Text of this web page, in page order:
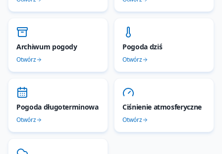
Archiwum pogody
Otwórz
Pogoda dziś
Otwórz
Pogoda długoterminowa
Otwórz
Ciśnienie atmosferyczne
Otwórz